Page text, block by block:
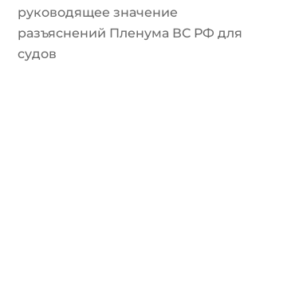
руководящее значение
разъяснений Пленума ВС РФ для
судов